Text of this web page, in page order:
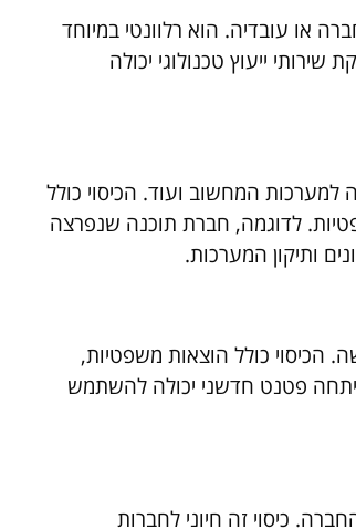
או עובדיה. הוא רלוונטי במיוחד
ייעוץ טכנולוגי יכולה
למערכות המחשוב ועוד. הכיסוי כולל
לדוגמה, חברת תוכנה שנפרצה
ותיקון המערכות.
הכיסוי כולל הוצאות משפטיות,
פטנט חדשני יכולה להשתמש
כיסוי זה חיוני לחברות